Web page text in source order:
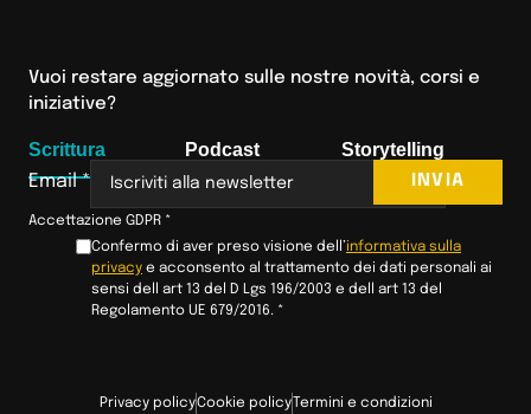
Vuoi restare aggiornato sulle nostre novità, corsi e
iniziative?
Scrittura
Email*
Accettazione GDPR *
Confermo di aver preso visione dell’informativa sulla
privacy e acconsento al trattamento dei dati personali ai
sensi dell art 13 del D Lgs 196/2003 e dell art 13 del
Regolamento UE 679/2016. *
INVIA
Podcast Storytelling
Privacy policyCookie policy Termini e condizioni